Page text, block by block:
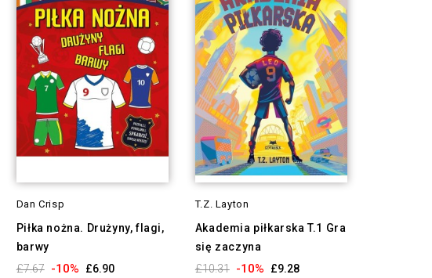
Dan Crisp
Piłka nożna. Drużyny, flagi,
barwy
£7.67 -10% £6.90
T.Z. Layton
Akademia piłkarska T.1 Gra
się zaczyna
£10.31 -10% £9.28